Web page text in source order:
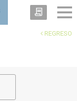
REGRESO